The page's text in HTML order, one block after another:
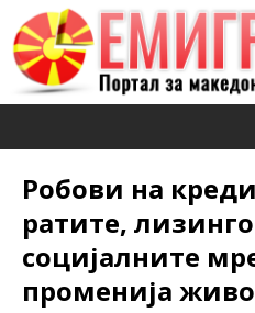
Робови на
ратите,
социјалните
променија